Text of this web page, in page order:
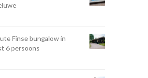
Finse bungalow in
6 persoons